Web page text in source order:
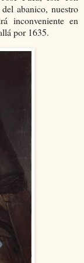
abanico, nuestro
inconveniente en
por 1635.